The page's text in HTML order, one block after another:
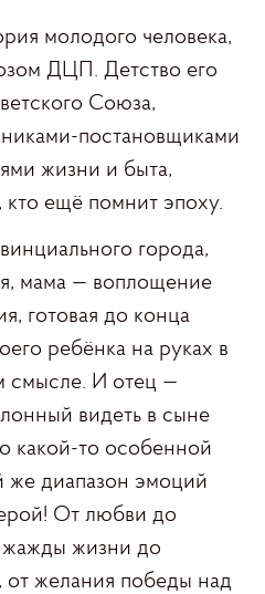
молодого человека,
ДЦП. Детство его
Союза,
постановщиками
жизни и быта,
ещё помнит эпоху.
города,
мама — воплощение
готовая до конца
ребёнка на руках в
смысле. И отец —
видеть в сыне
какой-то особенной
же диапазон эмоций
От любви до
жажды жизни до
от желания победы над